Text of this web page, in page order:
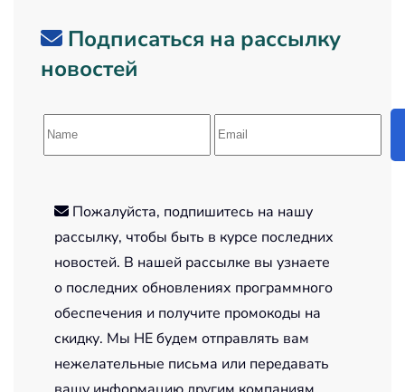
Подписаться на рассылку
новостей
Пожалуйста, подпишитесь на нашу
рассылку, чтобы быть в курсе последних
новостей. В нашей рассылке вы узнаете
о последних обновлениях программного
обеспечения и получите промокоды на
скидку. Мы НЕ будем отправлять вам
нежелательные письма или передавать